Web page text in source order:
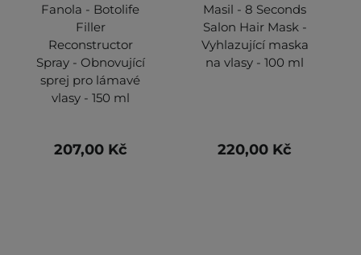
Fanola - Botolife
Filler
Reconstructor
Spray - Obnovující
sprej pro lámavé
vlasy - 150 ml
207,00 Kč
Masil - 8 Seconds
Salon Hair Mask -
Vyhlazující maska
na vlasy - 100 ml
220,00 Kč